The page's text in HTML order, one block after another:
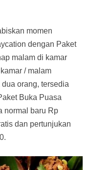
momen
dengan Paket
malam di kamar
/ malam
orang, tersedia
Buka Puasa
normal baru Rp
dan pertunjukan